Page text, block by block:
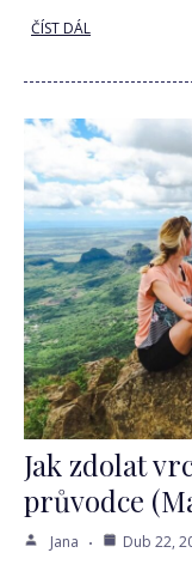
ČÍST DÁL
Jak zdolat
průvodce
Jana Dub 22,